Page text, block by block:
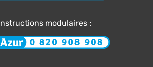
modulaires :